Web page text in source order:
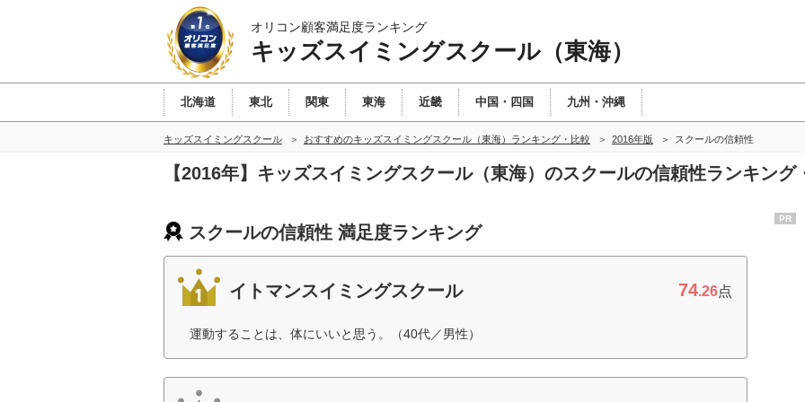
オリコン顧客満足度ランキング
キッズスイミングスクール（東海）
北海道 東北 関東 東海 近畿 中国・四国 九州・沖縄
キッズスイミングスクール おすすめのキッズスイミングスクール（東海）ランキング・比較 2016年版 スクールの信頼性
【2016年】キッズスイミングスクール（東海）のスクールの信頼性ランキング
スクールの信頼性 満足度ランキング
イトマンスイミングスクール 74.26点
運動することは、体にいいと思う。（40代／男性）
PR